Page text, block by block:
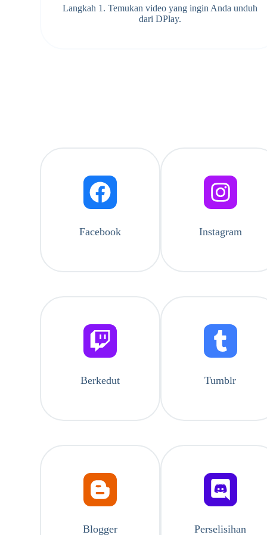
Langkah 1. Temukan video yang ingin Anda unduh
dari DPlay.
Facebook Instagram
Berkedut Tumblr
Blogger Perselisihan